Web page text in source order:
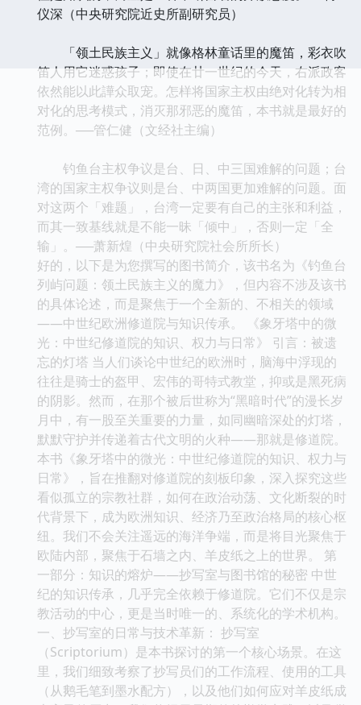
仪深（中央研究院近史所副研究员）
「领土民族主义」就像格林童话里的魔笛，彩衣吹
笛人用它迷惑孩子；即使在廿一世纪的今天，右派政客
依然能以此譁众取宠。怎样将国家主权由绝对化转为相
对化的思考模式，消灭那邪恶的魔笛，本书就是最好的
范例。──管仁健（文经社主编）
钓鱼台主权争议是台、日、中三国难解的问题；台
湾的国家主权争议则是台、中两国更加难解的问题。面
对这两个「难题」，台湾一定要有自己的主张和利益，
而其一致基线就是不能一昧「倾中」，否则一定「全
输」。──萧新煌（中央研究院社会所所长）
好的，以下是为您撰写的图书简介，该书名为《钓鱼台
列屿问题：领土民族主义的魔力》，但内容不涉及该书
的具体论述，而是聚焦于一个全新的、不相关的领域
——中世纪欧洲修道院与知识传承。 《象牙塔中的微
光：中世纪修道院的知识、权力与日常》 引言：被遗
忘的灯塔 当人们谈论中世纪的欧洲时，脑海中浮现的
往往是骑士的盔甲、宏伟的哥特式教堂，抑或是黑死病
的阴影。然而，在那个被后世称为“黑暗时代”的漫长岁
月中，有一股至关重要的力量，如同幽暗深处的灯塔，
默默守护并传递着古代文明的火种——那就是修道院。
本书《象牙塔中的微光：中世纪修道院的知识、权力与
日常》，旨在推翻对修道院的刻板印象，深入探究这些
看似孤立的宗教社群，如何在政治动荡、文化断裂的时
代背景下，成为欧洲知识、经济乃至政治格局的核心枢
纽。我们不会关注遥远的海洋争端，而是将目光聚焦于
欧陆内部，聚焦于石墙之内、羊皮纸之上的世界。 第
一部分：知识的熔炉——抄写室与图书馆的秘密 中世
纪的知识传承，几乎完全依赖于修道院。它们不仅是宗
教活动的中心，更是当时唯一的、系统化的学术机构。
一、抄写室的日常与技术革新： 抄写室
（Scriptorium）是本书探讨的第一个核心场景。在这
里，我们细致考察了抄写员们的工作流程、使用的工具
（从鹅毛笔到墨水配方），以及他们如何应对羊皮纸成